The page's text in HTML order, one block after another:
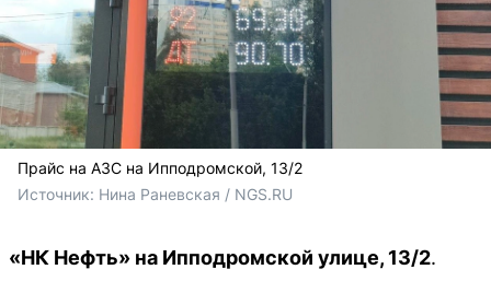
Прайс на АЗС на Ипподромской, 13/2
Источник: Нина Раневская / NGS.RU
«НК Нефть» на Ипподромской улице, 13/2.